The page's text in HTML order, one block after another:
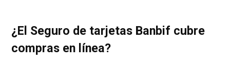
¿El Seguro de tarjetas Banbif cubre
compras en línea?